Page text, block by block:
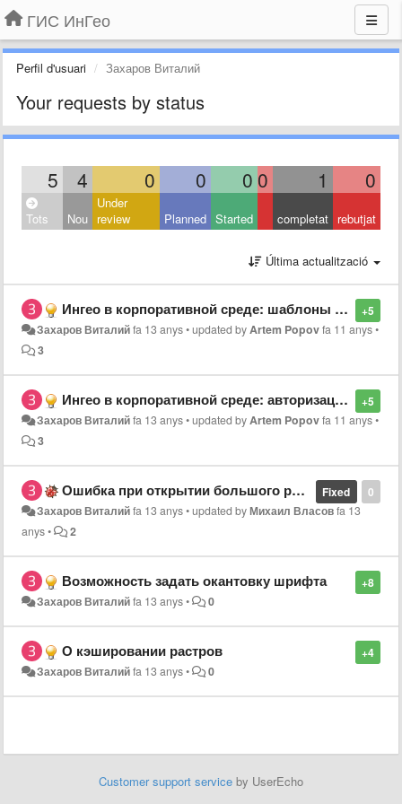
ГИС ИнГео
Perfil d'usuari Захаров Виталий
Your requests by status
5 4 0 0 0 0 1 0
Tots Nou
Under
review
Planned Started completat rebutjat
Última actualització
+5
Ингео в корпоративной среде: шаблоны начального порядка слоев в проекте
Захаров Виталийfa 13 anys•updated byArtem Popovfa 11 anys•
3
+5
Ингео в корпоративной среде: авторизация пользователей и обновление
Захаров Виталийfa 13 anys•updated byArtem Popovfa 11 anys•
3
0
Fixed
Ошибка при открытии большого растра (примерно 1.7 Гб BMP)
Захаров Виталийfa 13 anys•updated byМихаил Власовfa 13
anys• 2
+8
Возможность задать окантовку шрифта
Захаров Виталийfa 13 anys• 0
+4
О кэшировании растров
Захаров Виталийfa 13 anys• 0
Customer support service by UserEcho